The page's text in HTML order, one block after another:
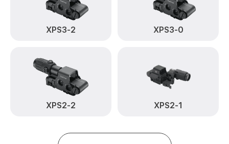
XPS3-2 XPS3-0
XPS2-2 XPS2-1